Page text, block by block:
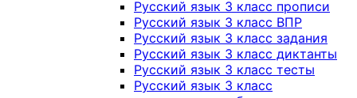
Русский язык 3 класс прописи
Русский язык 3 класс ВПР
Русский язык 3 класс задания
Русский язык 3 класс диктанты
Русский язык 3 класс тесты
Русский язык 3 класс